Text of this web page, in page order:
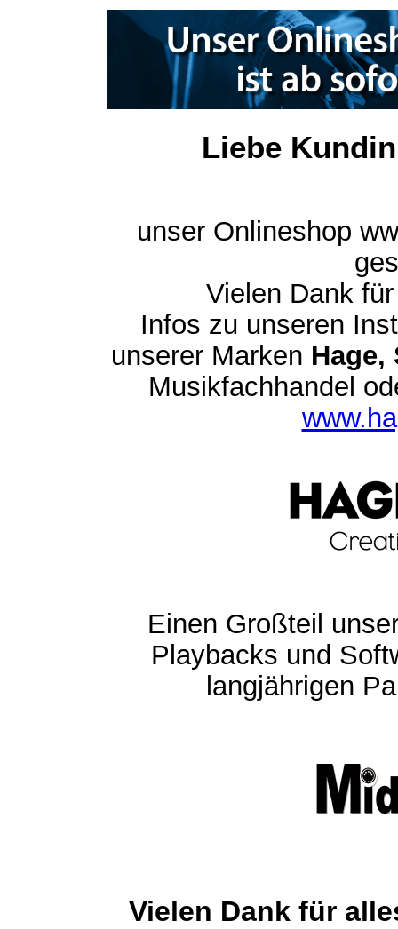
Liebe
unser Onlineshop
Vielen Dank
Infos zu unseren
unserer Marken Hage,
Musikfachhandel
Einen Großteil
Playbacks und
langjährigen
Vielen Dank für